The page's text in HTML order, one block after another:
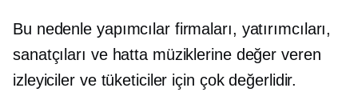
Bu nedenle yapımcılar firmaları, yatırımcıları,
sanatçıları ve hatta müziklerine değer veren
izleyiciler ve tüketiciler için çok değerlidir.